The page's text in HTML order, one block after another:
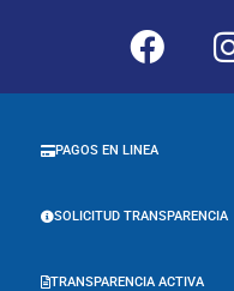
TRANSPARENCIA ACTIVA
SOLICITUD TRANSPARENCIA
PAGOS EN LINEA